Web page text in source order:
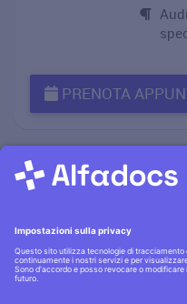
PRENOTA
Informativa privacy